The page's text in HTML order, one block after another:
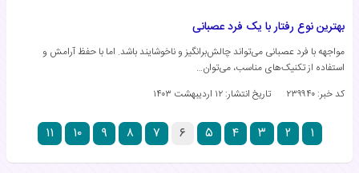
بهترین نوع رفتار با یک فرد عصبانی
مواجهه با فرد عصبانی می‌تواند چالش‌برانگیز و ناخوشایند باشد. اما با حفظ آرامش و
استفاده از تکنیک‌های مناسب، می‌توان…
کد خبر: ۲۳۹۹۴۰
تاریخ انتشار: ۱۲ اردیبهشت ۱۴۰۳
۱ ۲ ۳ ۴ ۵ ۶ ۷ ۸ ۹ ۱۰ ۱۱